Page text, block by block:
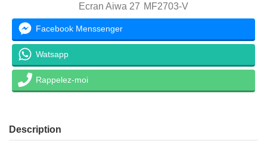
Ecran Aiwa 27 MF2703-V
Facebook Menssenger
Watsapp
Rappelez-moi
Description